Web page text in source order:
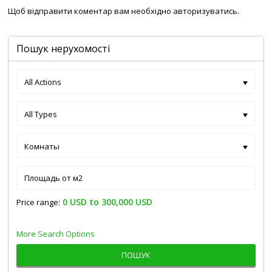
Щоб відправити коментар вам необхідно авторизуватись.
Пошук нерухомості
All Actions
All Types
Комнаты
Price range: 0 USD to 300,000 USD
More Search Options
ПОШУК